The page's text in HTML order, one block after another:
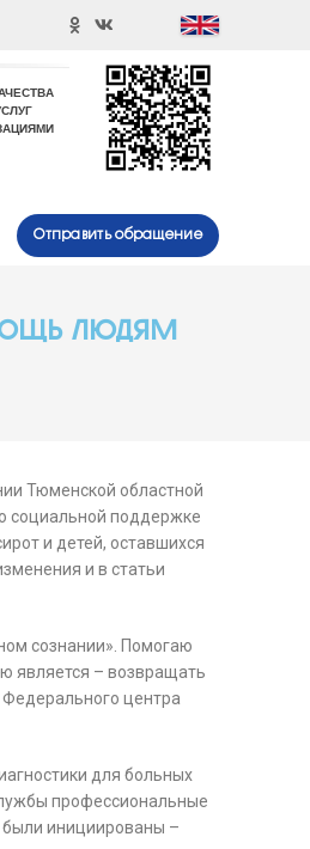
Отправить обращение
людям
Тюменской областной
социальной поддержке
и детей, оставшихся
и в статьи
сознании». Помогаю
является – возвращать
центра
для больных
профессиональные
инициированы –